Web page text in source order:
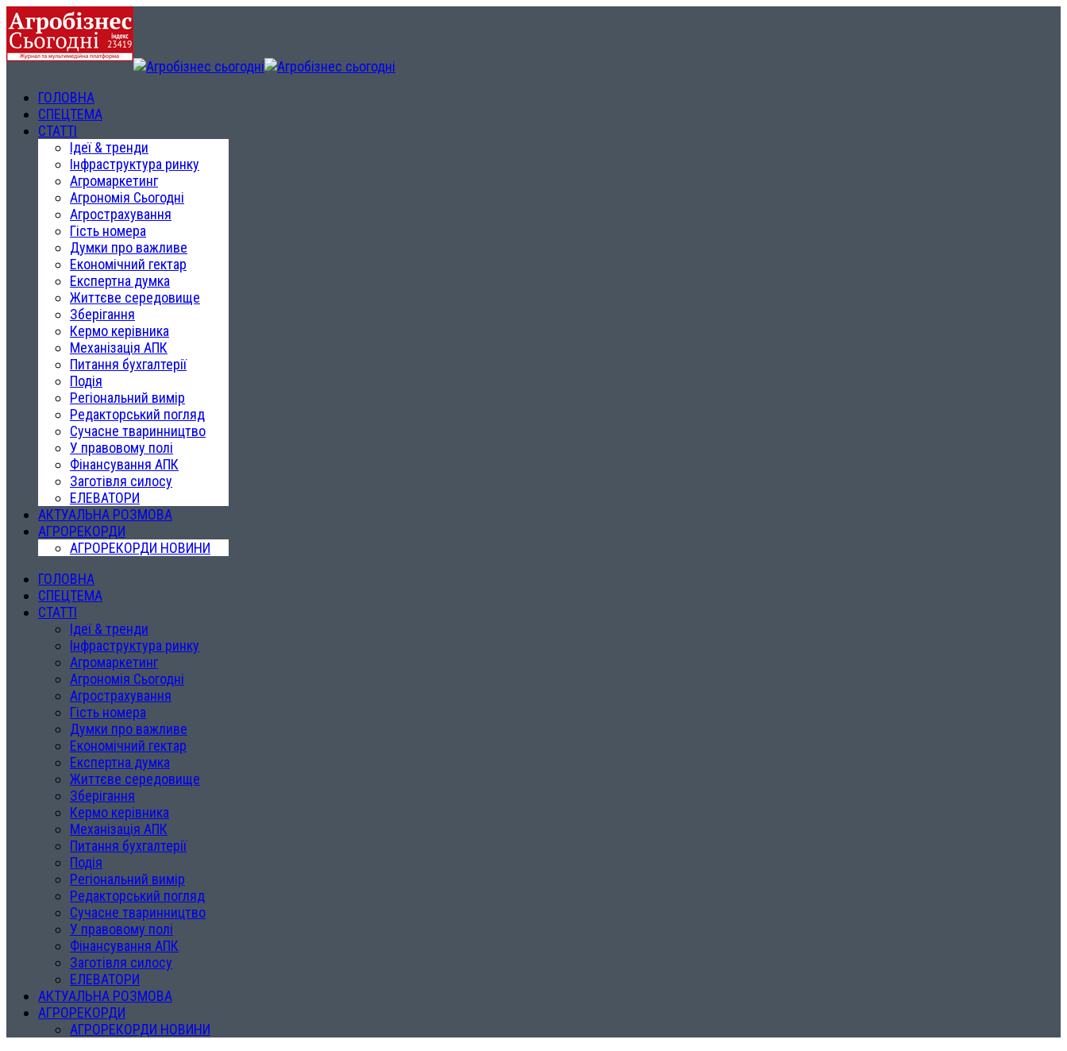
ГОЛОВНА
СПЕЦТЕМА
СТАТТІ
Ідеї & тренди
Інфраструктура ринку
Агромаркетинг
Агрономія Сьогодні
Агрострахування
Гість номера
Думки про важливе
Економічний гектар
Експертна думка
Життєве середовище
Зберігання
Кермо керівника
Механізація АПК
Питання бухгалтерії
Подія
Регіональний вимір
Редакторський погляд
Сучасне тваринництво
У правовому полі
Фінансування АПК
Заготівля силосу
ЕЛЕВАТОРИ
АКТУАЛЬНА РОЗМОВА
АГРОРЕКОРДИ
АГРОРЕКОРДИ НОВИНИ
ГОЛОВНА
СПЕЦТЕМА
СТАТТІ
Ідеї & тренди
Інфраструктура ринку
Агромаркетинг
Агрономія Сьогодні
Агрострахування
Гість номера
Думки про важливе
Економічний гектар
Експертна думка
Життєве середовище
Зберігання
Кермо керівника
Механізація АПК
Питання бухгалтерії
Подія
Регіональний вимір
Редакторський погляд
Сучасне тваринництво
У правовому полі
Фінансування АПК
Заготівля силосу
ЕЛЕВАТОРИ
АКТУАЛЬНА РОЗМОВА
АГРОРЕКОРДИ
АГРОРЕКОРДИ НОВИНИ